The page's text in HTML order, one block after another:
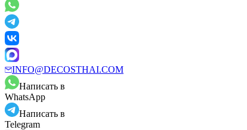
INFO@DECOSTHAI.COM
Написать в
WhatsApp
Написать в
Telegram